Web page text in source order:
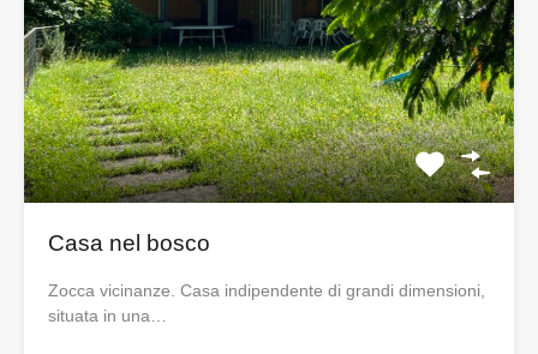
Casa nel bosco
Zocca vicinanze. Casa indipendente di grandi dimensioni,
situata in una…